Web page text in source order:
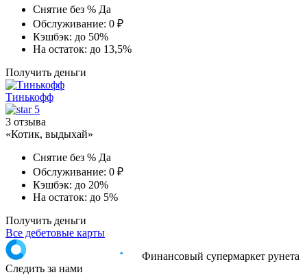
Снятие без % Да
Обслуживание: 0 ₽
Кэшбэк: до 50%
На остаток: до 13,5%
Получить деньги
Тинькофф
5
3 отзыва
«Котик, выдыхай»
Снятие без % Да
Обслуживание: 0 ₽
Кэшбэк: до 20%
На остаток: до 5%
Получить деньги
Все дебетовые карты
Финансовый супермаркет рунета
Следить за нами